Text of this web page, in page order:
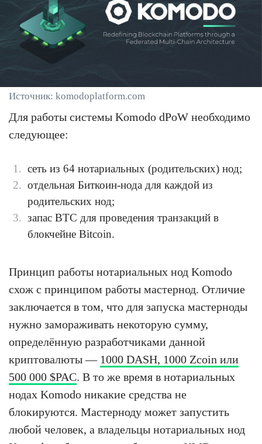
Источник: komodoplatform.com
Для работы системы Komodo dPoW необходимо
следующее:
сеть из 64 нотариальных (родительских) нод;
отдельная Биткоин-нода для каждой из
родительских нод;
запас BTC для проведения транзакций в
блокчейне Bitcoin.
Принцип работы нотариальных нод Komodo
схож с принципом работы мастернод. Отличие
заключается в том, что для запуска мастерноды
нужно замораживать некоторую сумму,
определённую разработчиками данной
криптовалюты — 1000 DASH, 1000 Zcoin или
500 000 $PAC. В то же время в нотариальных
нодах Komodo никакие средства не
блокируются. Мастерноду может запустить
любой человек, а владельцы нотариальных нод